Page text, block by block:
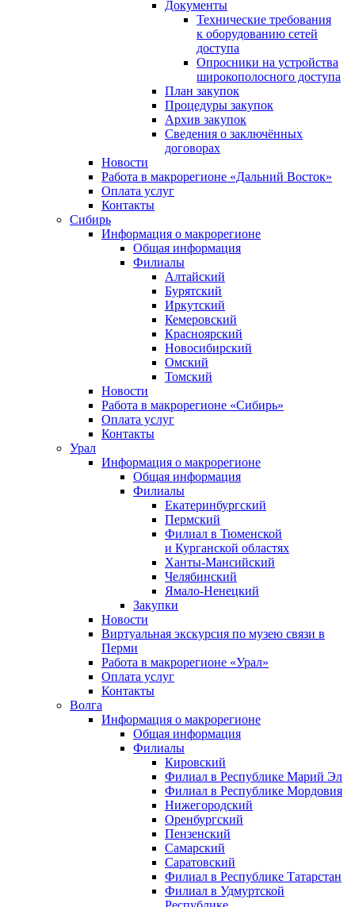
Документы
Технические требования
к оборудованию сетей
доступа
Опросники на устройства
широкополосного доступа
План закупок
Процедуры закупок
Архив закупок
Сведения о заключённых
договорах
Новости
Работа в макрорегионе «Дальний Восток»
Оплата услуг
Контакты
Сибирь
Информация о макрорегионе
Общая информация
Филиалы
Алтайский
Бурятский
Иркутский
Кемеровский
Красноярский
Новосибирский
Омский
Томский
Новости
Работа в макрорегионе «Сибирь»
Оплата услуг
Контакты
Урал
Информация о макрорегионе
Общая информация
Филиалы
Екатеринбургский
Пермский
Филиал в Тюменской
и Курганской областях
Ханты-Мансийский
Челябинский
Ямало-Ненецкий
Закупки
Новости
Виртуальная экскурсия по музею связи в
Перми
Работа в макрорегионе «Урал»
Оплата услуг
Контакты
Волга
Информация о макрорегионе
Общая информация
Филиалы
Кировский
Филиал в Республике Марий Эл
Филиал в Республике Мордовия
Нижегородский
Оренбургский
Пензенский
Самарский
Саратовский
Филиал в Республике Татарстан
Филиал в Удмуртской